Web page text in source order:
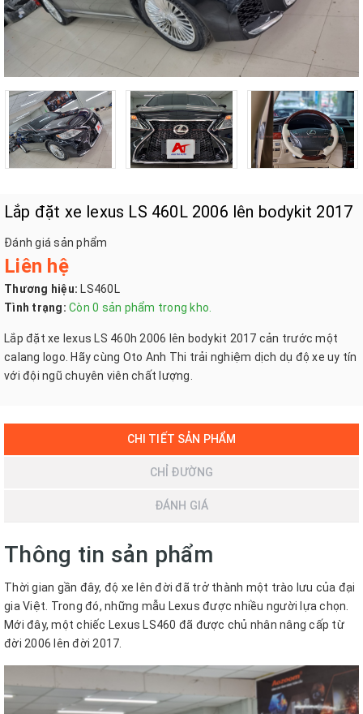
Lắp đặt xe lexus LS 460L 2006 lên bodykit 2017
Đánh giá sản phẩm
Liên hệ
Thương hiệu: LS460L
Tình trạng: Còn 0 sản phẩm trong kho.
Lắp đặt xe lexus LS 460h 2006 lên bodykit 2017 cản trước một
calang logo. Hãy cùng Oto Anh Thi trải nghiệm dịch dụ độ xe uy tín
với đội ngũ chuyên viên chất lượng.
CHI TIẾT SẢN PHẨM
CHỈ ĐƯỜNG
ĐÁNH GIÁ
Thông tin sản phẩm
Thời gian gần đây, độ xe lên đời đã trở thành một trào lưu của đại
gia Việt. Trong đó, những mẫu Lexus được nhiều người lựa chọn.
Mới đây, một chiếc Lexus LS460 đã được chủ nhân nâng cấp từ
đời 2006 lên đời 2017.